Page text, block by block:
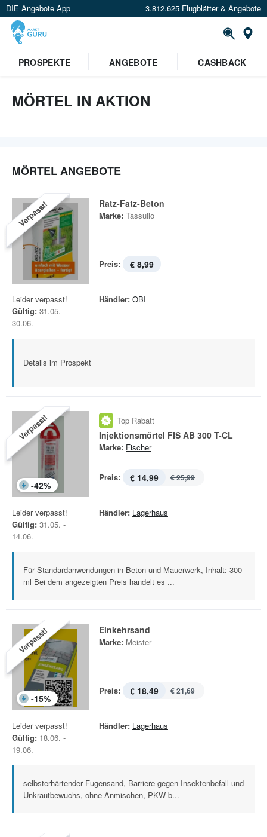
DIE Angebote App 3.812.625 Flugblätter & Angebote
PROSPEKTE
ANGEBOTE CASHBACK
MÖRTEL IN AKTION
MÖRTEL ANGEBOTE
Verpasst! Ratz-Fatz-Beton
Marke: Tassullo
Preis: € 8,99
Leider verpasst!
Gültig: 31.05. -
30.06.
Händler: OBI
Details im Prospekt
Verpasst!
-42%
Top Rabatt
Injektionsmörtel FIS AB 300 T-CL
Marke: Fischer
Preis: € 14,99 € 25,99
Leider verpasst!
Gültig: 31.05. -
14.06.
Händler: Lagerhaus
Für Standardanwendungen in Beton und Mauerwerk, Inhalt: 300
ml Bei dem angezeigten Preis handelt es ...
Verpasst!
-15%
Einkehrsand
Marke: Meister
Preis: € 18,49 € 21,69
Leider verpasst!
Gültig: 18.06. -
19.06.
Händler: Lagerhaus
selbsterhärtender Fugensand, Barriere gegen Insektenbefall und
Unkrautbewuchs, ohne Anmischen, PKW b...